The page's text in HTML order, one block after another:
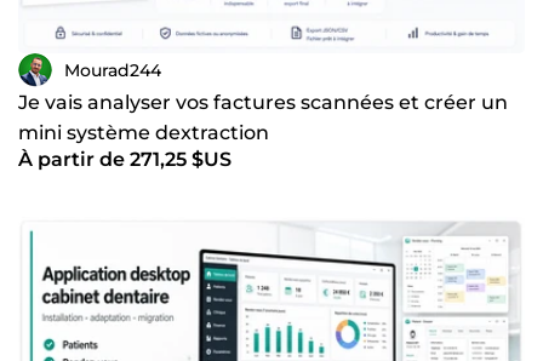
Mourad244
Je vais analyser vos factures scannées et créer un
mini système dextraction
À partir de 271,25 $US